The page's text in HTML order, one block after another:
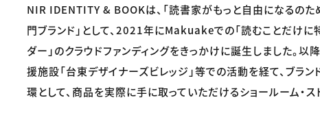
NIR IDENTITY & BOOKは、「読書家がもっと自由になるのた
門ブランド」として、2021年にMakuakeでの「読むことだけに
ダー」のクラウドファンディングをきっかけに誕生しました。以
援施設「台東デザイナーズビレッジ」等での活動を経て、ブラ
環として、商品を実際に手に取っていただけるショールーム・ス